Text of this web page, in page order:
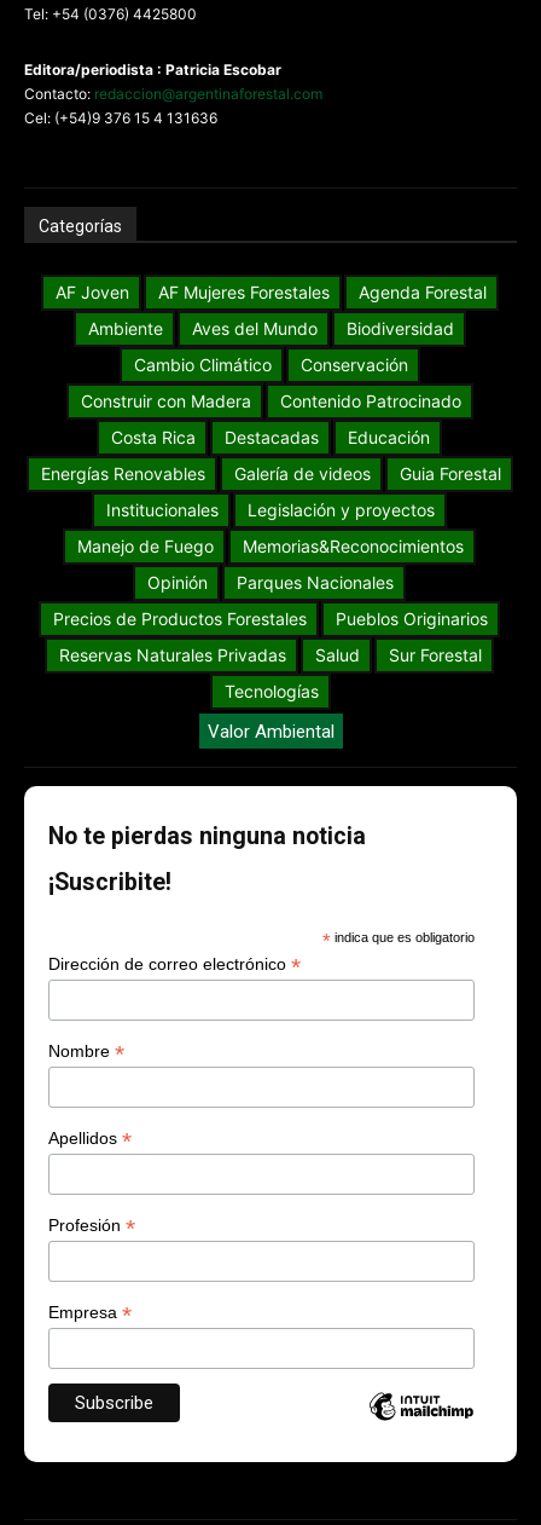
Tel: +54 (0376) 4425800
Editora/periodista : Patricia Escobar
Contacto: redaccion@argentinaforestal.com
Cel: (+54)9 376 15 4 131636
Categorías
AF Joven AF Mujeres Forestales
Agenda Forestal
Ambiente
Aves del Mundo
Biodiversidad
Cambio Climático
Conservación
Construir con Madera
Contenido Patrocinado
Costa Rica
Destacadas
Educación
Energías Renovables
Galería de videos
Guia Forestal
Institucionales
Legislación y proyectos
Manejo de Fuego
Memorias&Reconocimientos
Opinión
Parques Nacionales
Precios de Productos Forestales
Pueblos Originarios
Reservas Naturales Privadas
Salud
Sur Forestal
Tecnologías
Valor Ambiental
No te pierdas ninguna noticia
¡Suscribite!
* indica que es obligatorio
Dirección de correo electrónico *
Nombre *
Apellidos *
Profesión *
Empresa *